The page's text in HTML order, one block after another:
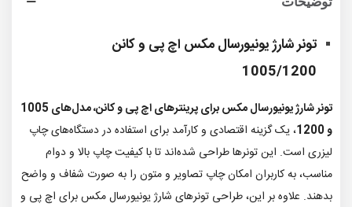
تونر شارژ یونیورسال مکس اچ پی و کانن
1005/1200
تونر شارژ یونیورسال مکس برای پرینترهای اچ پی و کانن، مدل‌های 1005
و 1200
، یک گزینه اقتصادی و کارآمد برای استفاده در دستگاه‌های چاپ
لیزری است. این تونرها طراحی شده‌اند تا با کیفیت چاپ بالا و دوام
مناسب، به کاربران امکان چاپ تصاویر و متون را به صورت شفاف و واضح
بدهند. علاوه بر این، طراحی تونرهای شارژ یونیورسال مکس برای اچ پی و